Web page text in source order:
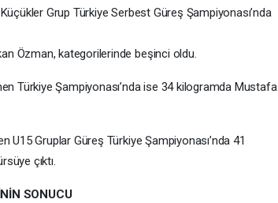
Grup Türkiye Serbest Güreş Şampiyonası’nda
Özman, kategorilerinde beşinci oldu.
Türkiye Şampiyonası’nda ise 34 kilogramda Mustafa
U15 Gruplar Güreş Türkiye Şampiyonası’nda 41
çıktı.
SONUCU